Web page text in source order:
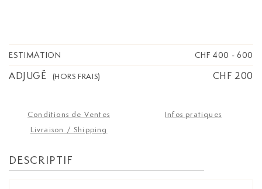
ESTIMATION CHF 400 - 600
ADJUGÉ (HORS FRAIS) CHF 200
Conditions de Ventes
Infos pratiques
Livraison / Shipping
DESCRIPTIF